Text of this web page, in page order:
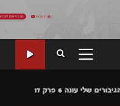
PRIMARY
שלי עונה 6 פרק 17